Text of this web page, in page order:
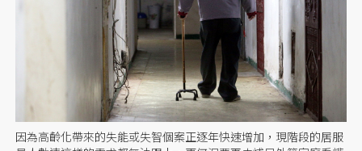
因為高齡化帶來的失能或失智個案正逐年快速增加，現階段的居服